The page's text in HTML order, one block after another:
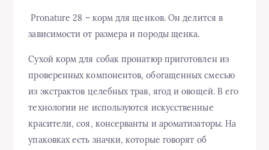
Pronature 28 – корм для щенков. Он делится в
зависимости от размера и породы щенка.
Сухой корм для собак пронатюр приготовлен из
проверенных компонентов, обогащенных смесью
из экстрактов целебных трав, ягод и овощей. В его
технологии не используются искусственные
красители, соя, консерванты и ароматизаторы. На
упаковках есть значки, которые говорят об